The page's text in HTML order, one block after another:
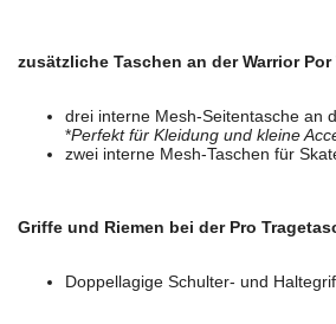
zusätzliche Taschen an der Warrior
drei interne Mesh-Seitentasche an
*Perfekt für Kleidung und kleine
zwei interne Mesh-Taschen für
Griffe und Riemen bei der Pro
Doppellagige Schulter- und